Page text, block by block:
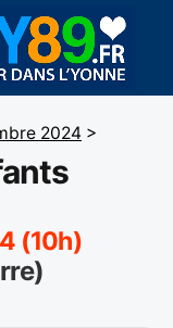
2024 >
(10h)